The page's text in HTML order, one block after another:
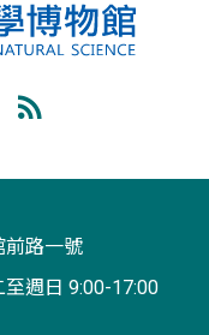
閱
前路一號
至週日 9:00-17:00